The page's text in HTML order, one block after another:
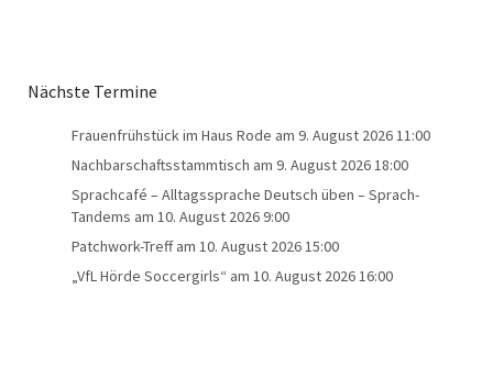
Nächste Termine
Frauenfrühstück im Haus Rode am 9. August 2026 11:00
Nachbarschaftsstammtisch am 9. August 2026 18:00
Sprachcafé – Alltagssprache Deutsch üben – Sprach-
Tandems am 10. August 2026 9:00
Patchwork-Treffam 10. August 2026 15:00
„VfL Hörde Soccergirls“ am 10. August 2026 16:00